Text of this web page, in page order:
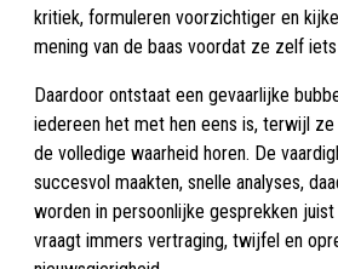
kritiek, formuleren voorzichtiger en
mening van de baas voordat ze zelf
Daardoor ontstaat een gevaarlijke
iedereen het met hen eens is, terwijl
de volledige waarheid horen. De
succesvol maakten, snelle analyses,
worden in persoonlijke gesprekken
vraagt immers vertraging, twijfel en